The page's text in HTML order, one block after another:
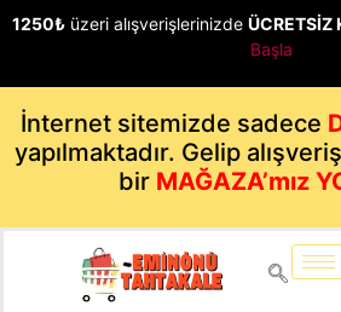
1250₺ üzeri alışverişlerinizde ÜCRETSİZ
Başla
İnternet sitemizde sadece
yapılmaktadır. Gelip
bir MAĞAZA’mız